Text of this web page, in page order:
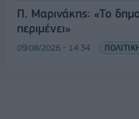
Π. Μαρινάκης: «Το
περιμένει»
09/08/2026 - 14:34